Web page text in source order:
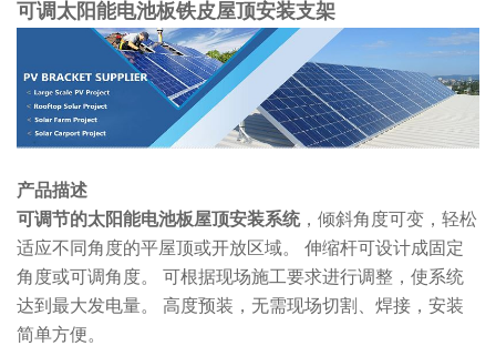
可调太阳能电池板铁皮屋顶安装支架
产品描述
可调节的太阳能电池板屋顶安装系统，倾斜角度可变，轻松
适应不同角度的平屋顶或开放区域。 伸缩杆可设计成固定
角度或可调角度。 可根据现场施工要求进行调整，使系统
达到最大发电量。 高度预装，无需现场切割、焊接，安装
简单方便。